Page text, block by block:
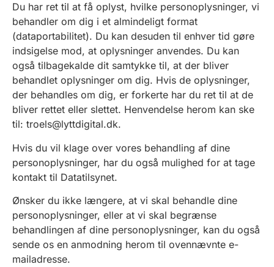
Du har ret til at få oplyst, hvilke personoplysninger, vi
behandler om dig i et almindeligt format
(dataportabilitet). Du kan desuden til enhver tid gøre
indsigelse mod, at oplysninger anvendes. Du kan
også tilbagekalde dit samtykke til, at der bliver
behandlet oplysninger om dig. Hvis de oplysninger,
der behandles om dig, er forkerte har du ret til at de
bliver rettet eller slettet. Henvendelse herom kan ske
til: troels@lyttdigital.dk.
Hvis du vil klage over vores behandling af dine
personoplysninger, har du også mulighed for at tage
kontakt til Datatilsynet.
Ønsker du ikke længere, at vi skal behandle dine
personoplysninger, eller at vi skal begrænse
behandlingen af dine personoplysninger, kan du også
sende os en anmodning herom til ovennævnte e-
mailadresse.